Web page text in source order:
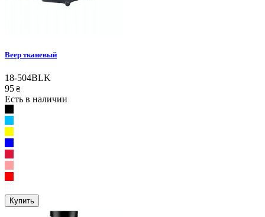
Веер тканевый
18-504BLK
95 ₴
Есть в наличии
Купить